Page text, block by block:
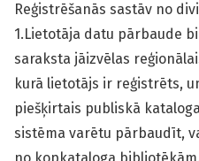
Reģistrēšanās sastāv no
1.Lietotāja datu pārbaude
saraksta jāizvēlas
kurā lietotājs ir reģistrēts,
piešķirtais publiskā
sistēma varētu pārbaudīt,